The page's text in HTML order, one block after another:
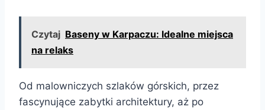
Czytaj Baseny w Karpaczu: Idealne miejsca
na relaks
Od malowniczych szlaków górskich, przez
fascynujące zabytki architektury, aż po